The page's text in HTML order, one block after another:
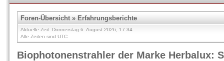
Foren-Übersicht» Erfahrungsberichte
Aktuelle Zeit: Donnerstag 6. August 2026, 17:34
Alle Zeiten sind UTC
Biophotonenstrahler der Marke Herbalux: